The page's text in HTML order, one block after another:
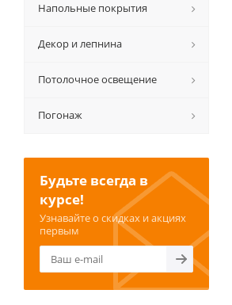
Напольные покрытия
Декор и лепнина
Потолочное освещение
Погонаж
Будьте всегда в
курсе!
Узнавайте о скидках и акциях
первым